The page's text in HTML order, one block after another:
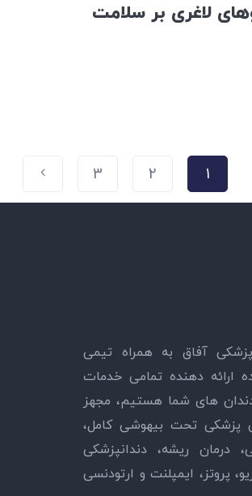
لاغری بر سلامت
1
2
3
آفاق به همراه تیمی
ارائه دهنده تمامی خدمات
دندان های شما هستیم، مجهز
پزشکی تحت بیهوشی کامل،
درمان ریشه، دندانپزشکی
پروتز، ایمپلنت و ارتودنسی